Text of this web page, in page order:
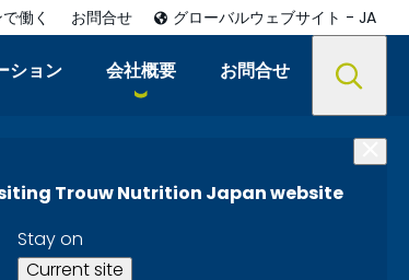
ション 会社概要 お問合せ
働く お問合せ グローバルウェブサイト - JA
Trouw Nutrition Japan website
Stay on
Current site